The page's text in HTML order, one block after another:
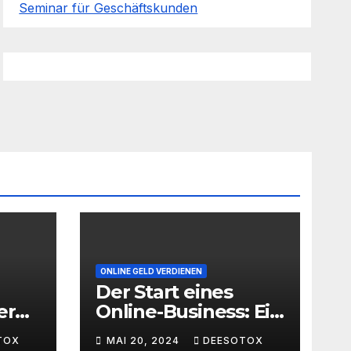
Seminar für Geschäftskunden
ONLINE GELD VERDIENEN
Der Start eines
Online-Business: Ein
MAI 20, 2024 DEESOTOX